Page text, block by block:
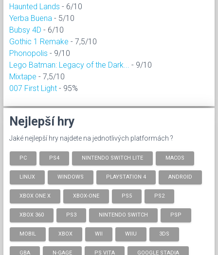
Haunted Lands - 6/10
Yerba Buena - 5/10
Bubsy 4D - 6/10
Gothic 1 Remake - 7,5/10
Phonopolis - 9/10
Lego Batman: Legacy of the Dark...
- 9/10
Mixtape - 7,5/10
007 First Light - 95%
Nejlepší hry
Jaké nejlepší hry najdete na jednotlivých platformách ?
PC PS4 NINTENDO SWITCH LITE MACOS
LINUX WINDOWS PLAYSTATION 4 ANDROID
XBOX ONE X XBOX-ONE PS5 PS2
XBOX 360 PS3 NINTENDO SWITCH PSP
MOBIL XBOX WII WIIU 3DS
GBA N-GAGE PS VITA GOOGLE STADIA